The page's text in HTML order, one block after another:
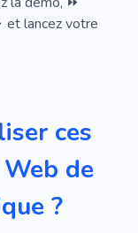
Acheter
et lancez votre
ces
de
?